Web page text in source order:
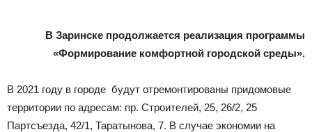
В Заринске продолжается реализация программы
«Формирование комфортной городской среды».
В 2021 году в городе будут отремонтированы придомовые
территории по адресам: пр. Строителей, 25, 26/2, 25
Партсъезда, 42/1, Таратынова, 7. В случае экономии на